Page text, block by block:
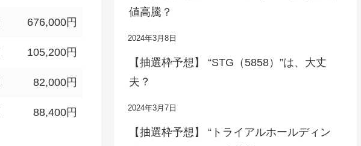
676,000円
105,200円
82,000円
88,400円
値高騰？
2024年3月8日
【抽選枠予想】 “STG（5858）”は、大丈
夫？
2024年3月7日
【抽選枠予想】 “トライアルホールディン